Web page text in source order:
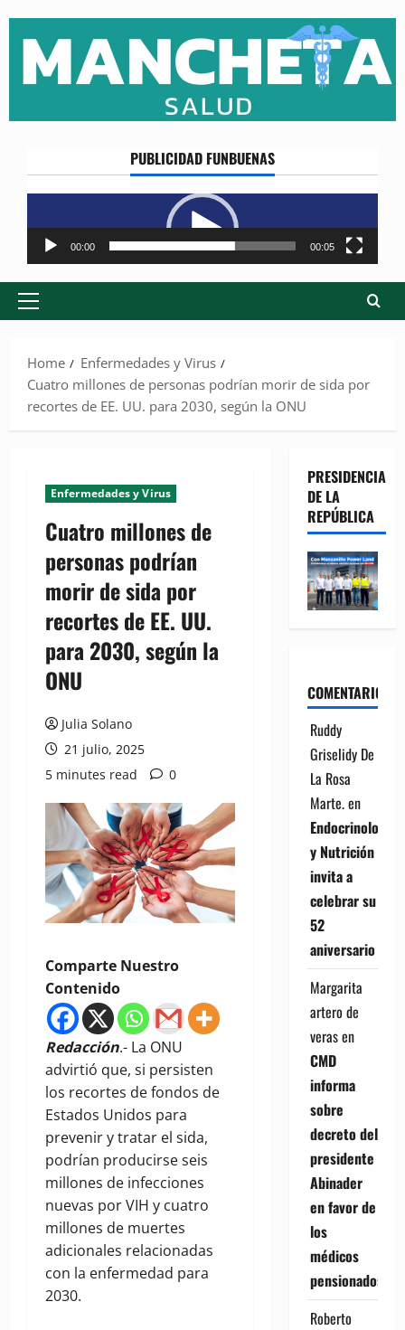
content
PUBLICIDAD FUNBUENAS
Reproductor
de
vídeo
00:00 00:05
Primary
Home
Enfermedades y Virus
Cuatro millones de personas podrían morir de sida por
recortes de EE. UU. para 2030, según la ONU
Enfermedades y Virus
Cuatro millones de
personas podrían
morir de sida por
recortes de EE. UU.
para 2030, según la
ONU
Julia Solano
21 julio, 2025
5 minutes read
0
Comparte Nuestro
Contenido
Redacción.- La ONU
advirtió que, si persisten
los recortes de fondos de
Estados Unidos para
prevenir y tratar el sida,
podrían producirse seis
millones de infecciones
nuevas por VIH y cuatro
millones de muertes
adicionales relacionadas
con la enfermedad para
2030.
PRESIDENCIA
DE LA
REPÚBLICA
COMENTARIOS
Ruddy
Griselidy De
La Rosa
Marte.en
Endocrinología
y Nutrición
invita a
celebrar su
52
aniversario
Margarita
artero de
verasen
CMD
informa
sobre
decreto del
presidente
Abinader
en favor de
los
médicos
pensionados
Roberto